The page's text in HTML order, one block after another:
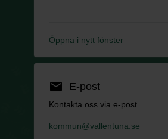
Öppna i nytt fönster
email E-post
Kontakta oss via e-post.
kommun@vallentuna.se